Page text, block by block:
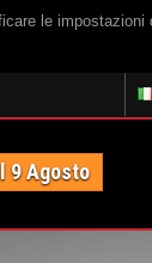
le impostazioni
9 Agosto